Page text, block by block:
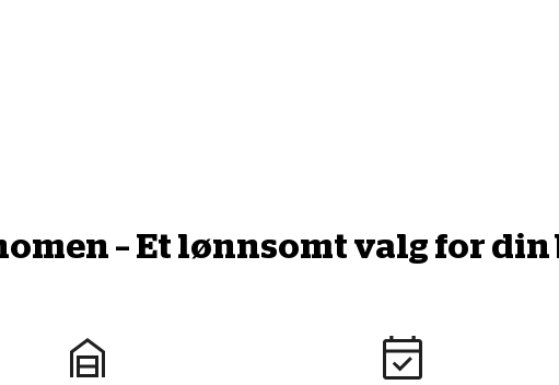
– Et lønnsomt valg for din